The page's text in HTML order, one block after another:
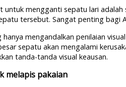
untuk mengganti sepatu lari adalah
tersebut. Sangat penting bagi
hanya mengandalkan penilaian
sepatu akan mengalami
tanda-tanda visual keausan.
melapis pakaian